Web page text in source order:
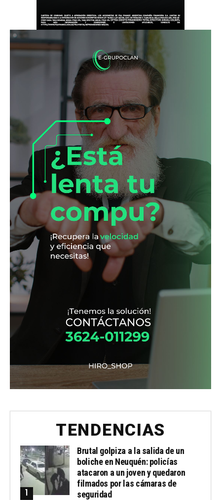
TENDENCIAS
Brutal golpiza a la salida de un
boliche en Neuquén: policías
atacaron a un joven y quedaron
filmados por las cámaras de
seguridad